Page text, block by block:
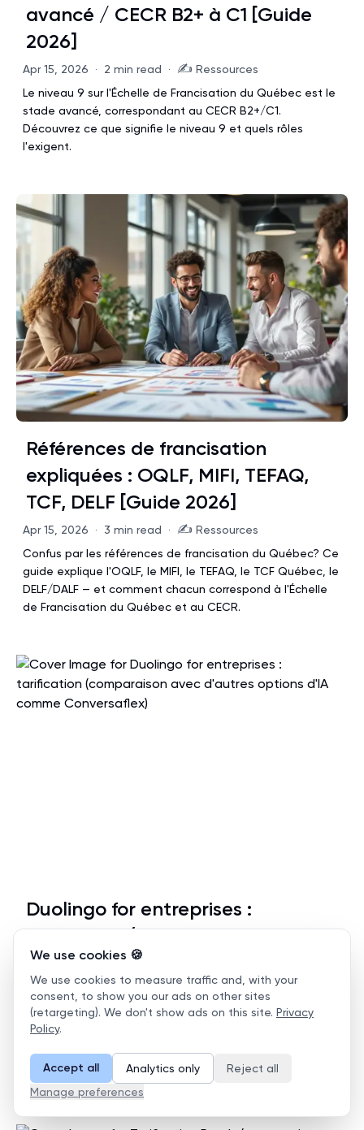
avancé / CECR B2+ à C1 [Guide
2026]
Apr 15, 2026 · 2 min read · ✍️ Ressources
Le niveau 9 sur l'Échelle de Francisation du Québec est le
stade avancé, correspondant au CECR B2+/C1.
Découvrez ce que signifie le niveau 9 et quels rôles
l'exigent.
Références de francisation
expliquées : OQLF, MIFI, TEFAQ,
TCF, DELF [Guide 2026]
Apr 15, 2026 · 3 min read · ✍️ Ressources
Confus par les références de francisation du Québec? Ce
guide explique l'OQLF, le MIFI, le TEFAQ, le TCF Québec, le
DELF/DALF — et comment chacun correspond à l'Échelle
de Francisation du Québec et au CECR.
Duolingo for entreprises :
tarification (comparaison avec
d'autres options d'IA comme
Conversaflex)
Apr 3, 2026 · 14 min read · ✍️ Ressources
formation spécifique à l'emploi de Conversaflex, pilotée
par l'IA, et ses outils de conformité à la Loi 96.
We use cookies 🍪
We use cookies to measure traffic and, with your
consent, to show you our ads on other sites
(retargeting). We don't show ads on this site. Privacy
Policy.
Accept all Analytics only
Reject all
Manage preferences